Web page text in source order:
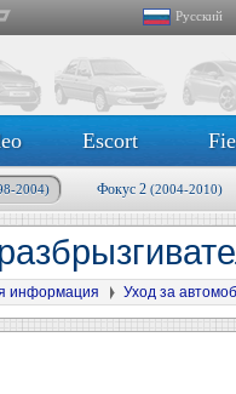
Русский
Escort
2004) Фокус 2 (2004-2010)
информация Уход за